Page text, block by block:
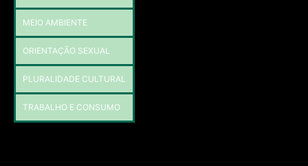
MEIO AMBIENTE
ORIENTAÇÃO SEXUAL
PLURALIDADE CULTURAL
TRABALHO E CONSUMO